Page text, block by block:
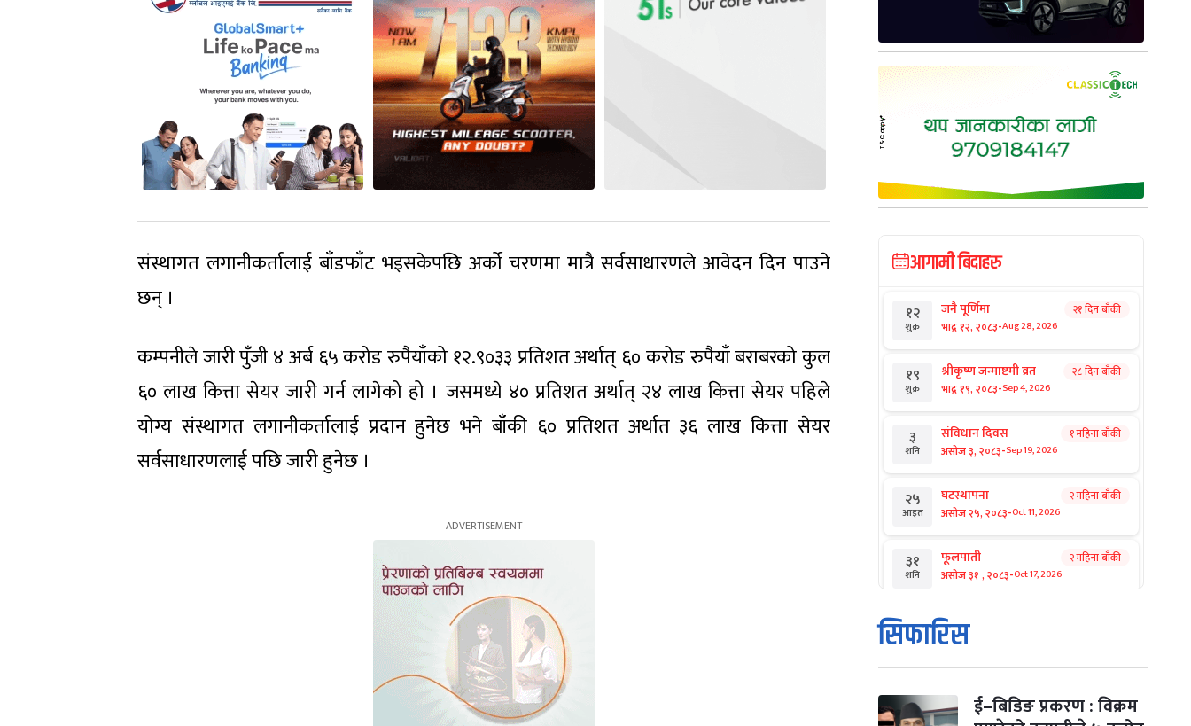
संस्थागत लगानीकर्तालाई बाँडफाँट भइसकेपछि अर्को चरणमा मात्रै सर्वसाधारणले आवेदन दिन पाउने
छन् ।
कम्पनीले जारी पुँजी ४ अर्ब ६५ करोड रुपैयाँको १२.९०३३ प्रतिशत अर्थात् ६० करोड रुपैयाँ बराबरको कुल
६० लाख कित्ता सेयर जारी गर्न लागेको हो । जसमध्ये ४० प्रतिशत अर्थात् २४ लाख कित्ता सेयर पहिले
योग्य संस्थागत लगानीकर्तालाई प्रदान हुनेछ भने बाँकी ६० प्रतिशत अर्थात ३६ लाख कित्ता सेयर
सर्वसाधारणलाई पछि जारी हुनेछ ।
आगामी बिदाहरु
१२
शुक्र
जनै पूर्णिमा
भाद्र १२, २०८३-Aug 28, 2026
२१ दिन बाँकी
१९
शुक्र
श्रीकृष्ण जन्माष्टमी व्रत
भाद्र १९, २०८३-Sep 4, 2026
२८ दिन बाँकी
३
शनि
संविधान दिवस
असोज ३, २०८३-Sep 19, 2026
१ महिना बाँकी
२५
आइत
घटस्थापना
असोज २५, २०८३-Oct 11, 2026
२ महिना बाँकी
३१
शनि
फूलपाती
असोज ३१ , २०८३-Oct 17, 2026
२ महिना बाँकी
१
आइत
कार्तिक सङ्क्रान्ति
कार्तिक १, २०८३
मंगल कार्तिक ३, २०८३-Oct 20, 2026
सिफारिस
ई–बिडिङ प्रकरण : विक्रम